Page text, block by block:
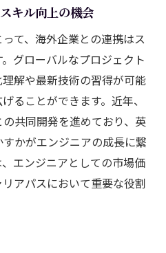
キル向上の機会
て、海外企業との連携はス
グローバルなプロジェクト
解や最新技術の習得が可能
ることができます。近年、
共同開発を進めており、英
かがエンジニアの成長に繋
エンジニアとしての市場価
アパスにおいて重要な役割